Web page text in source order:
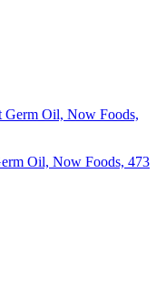
Oil, Now Foods, 473